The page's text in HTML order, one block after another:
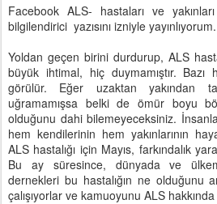
Facebook ALS- hastaları ve
bilgilendirici yazısını izniyle yayınlıyorum.
Yoldan geçen birini durdurup, ALS
büyük ihtimal, hiç duymamıştır. Bazı
görülür. Eğer uzaktan yakından
uğramamışsa belki de ömür boyu
olduğunu dahi bilemeyeceksiniz.
hem kendilerinin hem yakınlarının
ALS hastalığı için Mayıs, farkındalık
Bu ay süresince, dünyada ve
dernekleri bu hastalığın ne olduğunu
çalışıyorlar ve kamuoyunu ALS